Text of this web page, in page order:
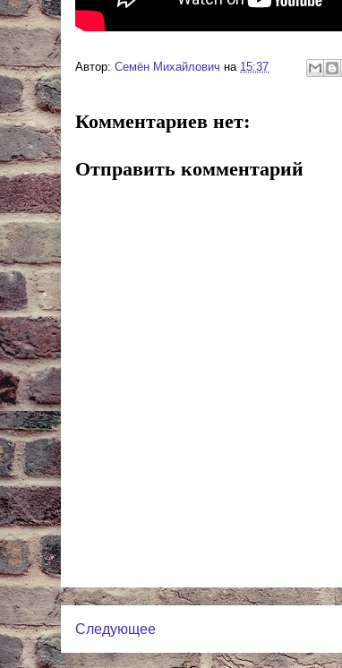
Автор: Cемён Михайлович на 15:37
Комментариев нет:
Отправить комментарий
Следующее